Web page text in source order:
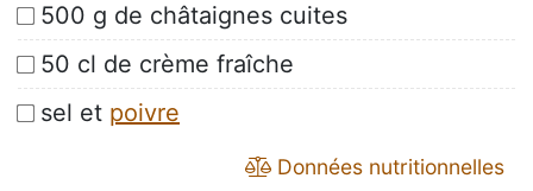
500 g de châtaignes cuites
50 cl de crème fraîche
sel et poivre
Données nutritionnelles